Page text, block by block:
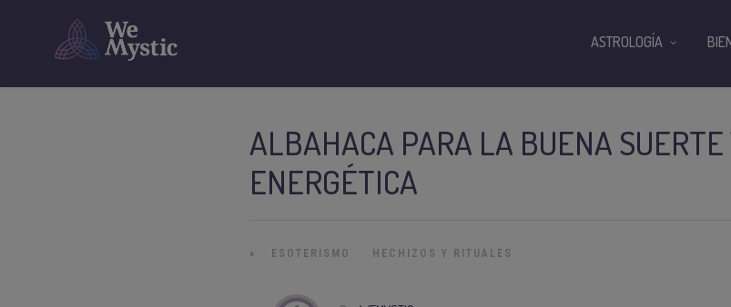
ALBAHACA PARA LA BUENA
ENERGÉTICA
» ESOTERISMO HECHIZOS Y RITUALES
ASTROLOGÍA